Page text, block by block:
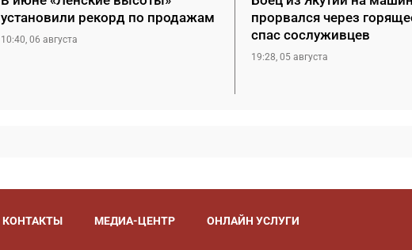
установили рекорд по продажам
10:40, 06 августа
прорвался через
спас сослуживцев
19:28, 05 августа
КОНТАКТЫ МЕДИА-ЦЕНТР ОНЛАЙН УСЛУГИ